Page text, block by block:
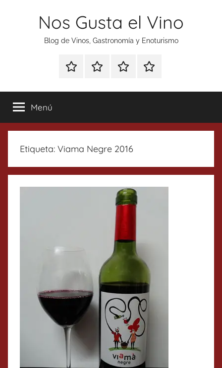
Nos Gusta el Vino
Blog de Vinos, Gastronomía y Enoturismo
Especial
Tonics
Enoturismo
Gastronomía
RankingContacto
Menú
Etiqueta: Viama Negre 2016